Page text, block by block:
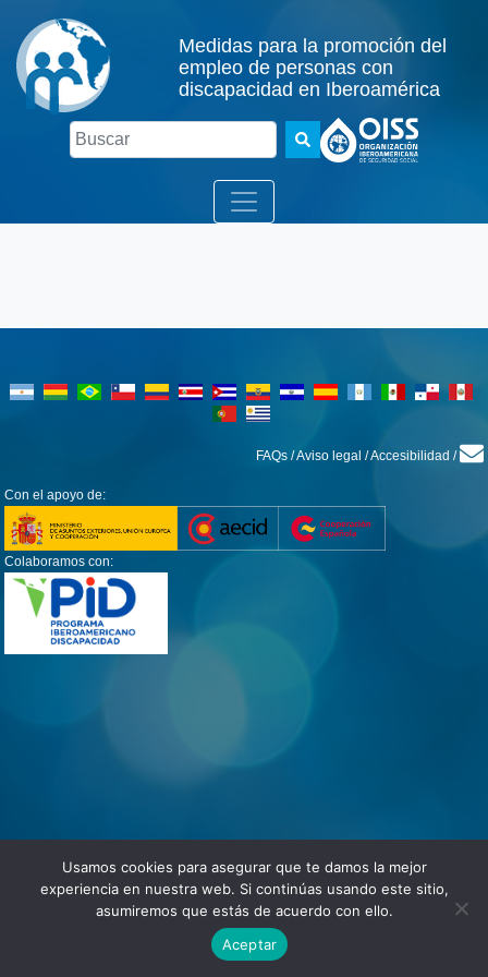
Medidas para la promoción del
empleo de personas con
discapacidad en Iberoamérica
Buscar
FAQs /Aviso legal /Accesibilidad /
Con el apoyo de:
Colaboramos con:
Usamos cookies para asegurar que te damos la mejor
experiencia en nuestra web. Si continúas usando este sitio,
asumiremos que estás de acuerdo con ello.
Aceptar